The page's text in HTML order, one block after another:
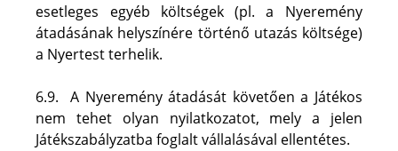
esetleges egyéb költségek (pl. a Nyeremény
átadásának helyszínére történő utazás költsége)
a Nyertest terhelik.
6.9.  A Nyeremény átadását követően a Játékos
nem tehet olyan nyilatkozatot, mely a jelen
Játékszabályzatba foglalt vállalásával ellentétes.